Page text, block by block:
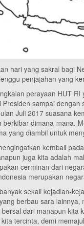
hari yang sakral bagi
penjajahan yang
perayaan HUT
Presiden sampai
Juli 2017 suasana
dimana-mana.
yang diambil untuk
kembali
juga kita adalah
cerminan dari
merupakan
sekali kejadian-
berbau sara lainnya,
dari manapun kita
tercinta, demi